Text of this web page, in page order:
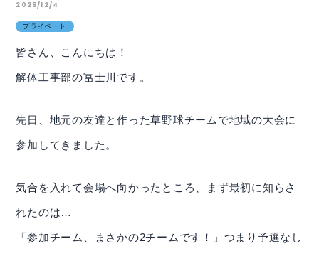
環境事業
運輸事業
2025/12/4
プライベート
皆さん、こんにちは！
解体工事部の冨士川です。
先日、地元の友達と作った草野球チームで地域の大会に
参加してきました。
気合を入れて会場へ向かったところ、まず最初に知らさ
れたのは…
「参加チーム、まさかの2チームです！」つまり予選なし